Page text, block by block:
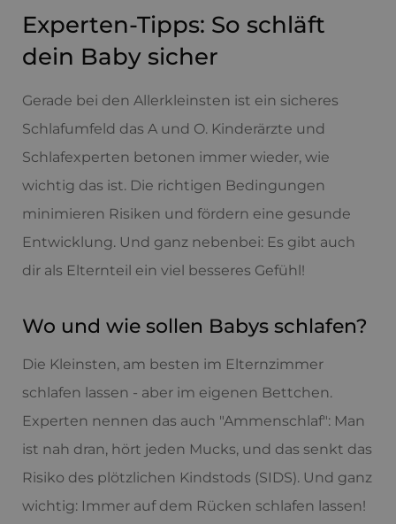
Experten-Tipps: So schläft
dein Baby sicher
Gerade bei den Allerkleinsten ist ein sicheres
Schlafumfeld das A und O. Kinderärzte und
Schlafexperten betonen immer wieder, wie
wichtig das ist. Die richtigen Bedingungen
minimieren Risiken und fördern eine gesunde
Entwicklung. Und ganz nebenbei: Es gibt auch
dir als Elternteil ein viel besseres Gefühl!
Wo und wie sollen Babys schlafen?
Die Kleinsten, am besten im Elternzimmer
schlafen lassen - aber im eigenen Bettchen.
Experten nennen das auch "Ammenschlaf": Man
ist nah dran, hört jeden Mucks, und das senkt das
Risiko des plötzlichen Kindstods (SIDS). Und ganz
wichtig: Immer auf dem Rücken schlafen lassen!